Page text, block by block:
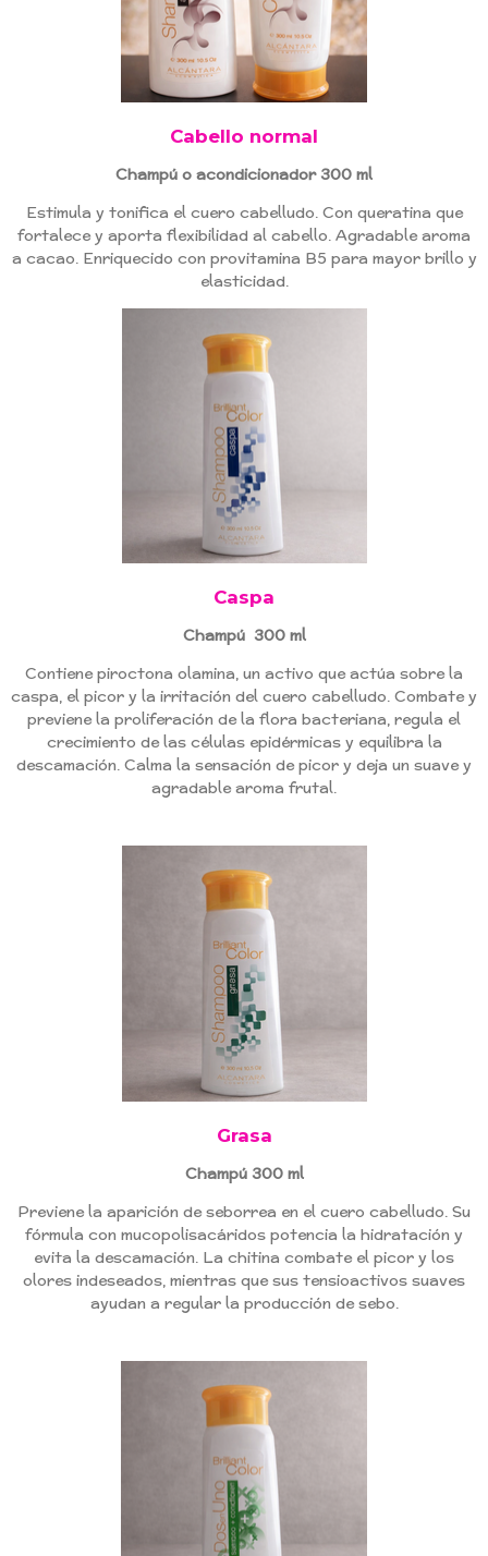
Cabello normal
Champú o acondicionador 300 ml
Estimula y tonifica el cuero cabelludo. Con queratina que
fortalece y aporta flexibilidad al cabello. Agradable aroma
a cacao. Enriquecido con provitamina B5 para mayor brillo y
elasticidad.
Caspa
Champú 300 ml
Contiene piroctona olamina, un activo que actúa sobre la
caspa, el picor y la irritación del cuero cabelludo. Combate y
previene la proliferación de la flora bacteriana, regula el
crecimiento de las células epidérmicas y equilibra la
descamación. Calma la sensación de picor y deja un suave y
agradable aroma frutal.
Grasa
Champú 300 ml
Previene la aparición de seborrea en el cuero cabelludo. Su
fórmula con mucopolisacáridos potencia la hidratación y
evita la descamación. La chitina combate el picor y los
olores indeseados, mientras que sus tensioactivos suaves
ayudan a regular la producción de sebo.